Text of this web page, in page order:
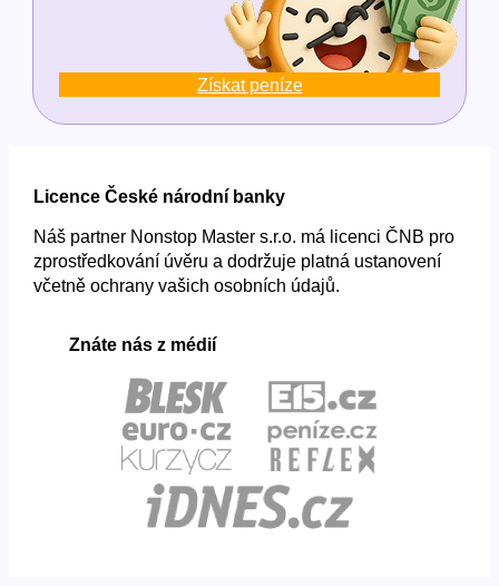
Získat peníze
Licence České národní banky
Náš partner Nonstop Master s.r.o. má licenci ČNB pro
zprostředkování úvěru a dodržuje platná ustanovení
včetně ochrany vašich osobních údajů.
Znáte nás z médií